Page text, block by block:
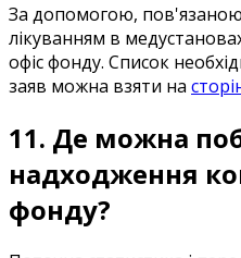
За допомогою, пов'язаною
лікуванням в
офісфонду. Список
заяв можна взяти на
11. Де можна
надходження
фонду?